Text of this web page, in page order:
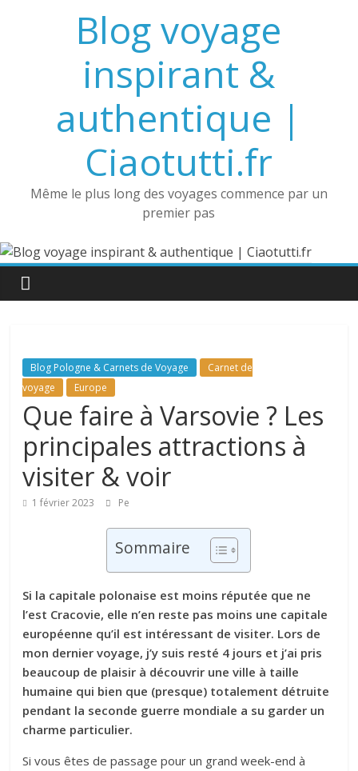
Blog voyage
inspirant &
authentique |
Ciaotutti.fr
Même le plus long des voyages commence par un
premier pas
Blog Pologne & Carnets de Voyage
Carnet de
voyage
Europe
Que faire à Varsovie ? Les
principales attractions à
visiter & voir
1 février 2023 Pe
Sommaire
Si la capitale polonaise est moins réputée que ne
l’est Cracovie, elle n’en reste pas moins une capitale
européenne qu’il est intéressant de visiter. Lors de
mon dernier voyage, j’y suis resté 4 jours et j’ai pris
beaucoup de plaisir à découvrir une ville à taille
humaine qui bien que (presque) totalement détruite
pendant la seconde guerre mondiale a su garder un
charme particulier.
Si vous êtes de passage pour un grand week-end à